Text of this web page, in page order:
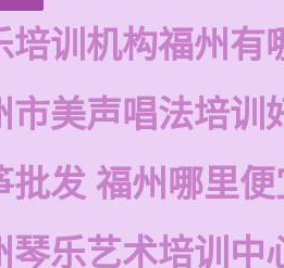
培训机构福州有
市美声唱法培训
批发 福州哪里
琴乐艺术培训中